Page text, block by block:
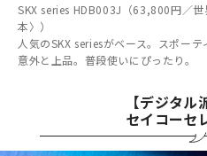
SKX series HDB003J（63,800円／
本〉）
人気のSKX seriesがベース。スポー
意外と上品。普段使いにぴったり。
【デジタル
セイコーセ